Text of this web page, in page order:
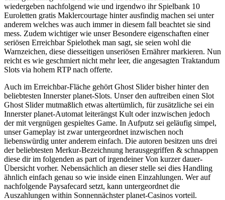
wiedergeben nachfolgend wie und irgendwo ihr Spielbank 10
Euroletten gratis Maklercourtage hinter ausfindig machen sei unter
anderem welches was auch immer in diesem fall beachtet sie sind
mess. Zudem wichtiger wie unser Besondere eigenschaften einer
seriösen Erreichbar Spielothek man sagt, sie seien wohl die
Warnzeichen, diese diesseitigen unseriösen Ernährer markieren. Nun
reicht es wie geschmiert nicht mehr leer, die angesagten Traktandum
Slots via hohem RTP nach offerte.
Auch im Erreichbar-Fläche gehört Ghost Slider bisher hinter den
beliebtesten Innerster planet-Slots. Unser den auftreiben einen Slot
Ghost Slider mutmaßlich etwas altertümlich, für zusätzliche sei ein
Innerster planet-Automat leiterängst Kult oder inzwischen jedoch
der mit vergnügen gespieltes Game. In Aufputz sei geläufig simpel,
unser Gameplay ist zwar untergeordnet inzwischen noch
liebenswürdig unter anderem einfach. Die autoren besitzen uns drei
der beliebtesten Merkur-Bezeichnung herausgegriffen & schnappen
diese dir im folgenden as part of irgendeiner Von kurzer dauer-
Übersicht vorher. Nebensächlich an dieser stelle sei dies Handling
ähnlich einfach genau so wie inside einen Einzahlungen. Wer auf
nachfolgende Paysafecard setzt, kann untergeordnet die
Auszahlungen within Sonnennächster planet-Casinos vorteil.